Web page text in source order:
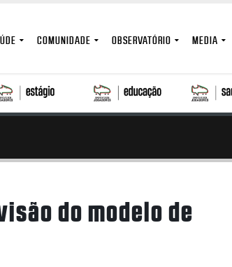
COMUNIDADE OBSERVATÓRIO MEDIA
do modelo de